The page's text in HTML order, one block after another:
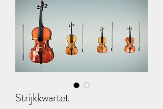
Strijkkwartet